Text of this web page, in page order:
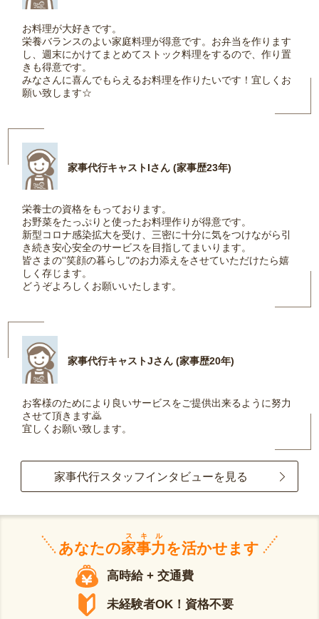
お料理が大好きです。
栄養バランスのよい家庭料理が得意です。お弁当を作ります
し、週末にかけてまとめてストック料理をするので、作り置
きも得意です。
みなさんに喜んでもらえるお料理を作りたいです！宜しくお
願い致します☆
家事代行キャストIさん (家事歴23年)
栄養士の資格をもっております。
お野菜をたっぷりと使ったお料理作りが得意です。
新型コロナ感染拡大を受け、三密に十分に気をつけながら引
き続き安心安全のサービスを目指してまいります。
皆さまの''笑顔の暮らし"のお力添えをさせていただけたら嬉
しく存じます。
どうぞよろしくお願いいたします。
家事代行キャストJさん (家事歴20年)
お客様のためにより良いサービスをご提供出来るように努力
させて頂きます🙇
宜しくお願い致します。
家事代行スタッフインタビューを見る
あなたの家事力
スキル
を活かせます
高時給 + 交通費
未経験者OK！資格不要